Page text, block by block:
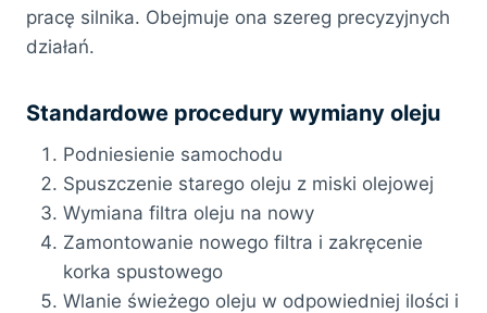
pracę silnika. Obejmuje ona szereg precyzyjnych
działań.
Standardowe procedury wymiany oleju
Podniesienie samochodu
Spuszczenie starego oleju z miski olejowej
Wymiana filtra oleju na nowy
Zamontowanie nowego filtra i zakręcenie
korka spustowego
Wlanie świeżego oleju w odpowiedniej ilości i